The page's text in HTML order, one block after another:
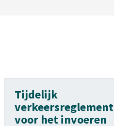
Tijdelijk
verkeersreglement
voor het invoeren